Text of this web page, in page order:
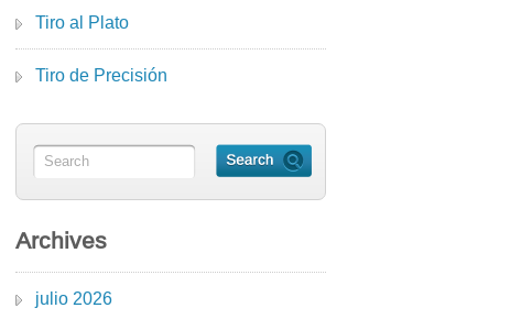
Tiro al Plato
Tiro de Precisión
Archives
julio 2026